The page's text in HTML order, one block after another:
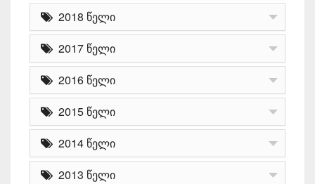
2018 წელი
2017 წელი
2016 წელი
2015 წელი
2014 წელი
2013 წელი